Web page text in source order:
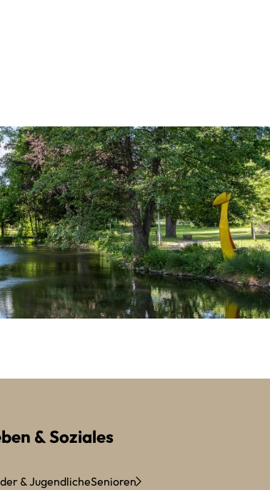
& Soziales
& JugendlicheSenioren